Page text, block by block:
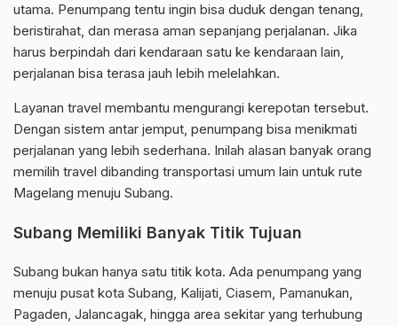
utama. Penumpang tentu ingin bisa duduk dengan tenang,
beristirahat, dan merasa aman sepanjang perjalanan. Jika
harus berpindah dari kendaraan satu ke kendaraan lain,
perjalanan bisa terasa jauh lebih melelahkan.
Layanan travel membantu mengurangi kerepotan tersebut.
Dengan sistem antar jemput, penumpang bisa menikmati
perjalanan yang lebih sederhana. Inilah alasan banyak orang
memilih travel dibanding transportasi umum lain untuk rute
Magelang menuju Subang.
Subang Memiliki Banyak Titik Tujuan
Subang bukan hanya satu titik kota. Ada penumpang yang
menuju pusat kota Subang, Kalijati, Ciasem, Pamanukan,
Pagaden, Jalancagak, hingga area sekitar yang terhubung